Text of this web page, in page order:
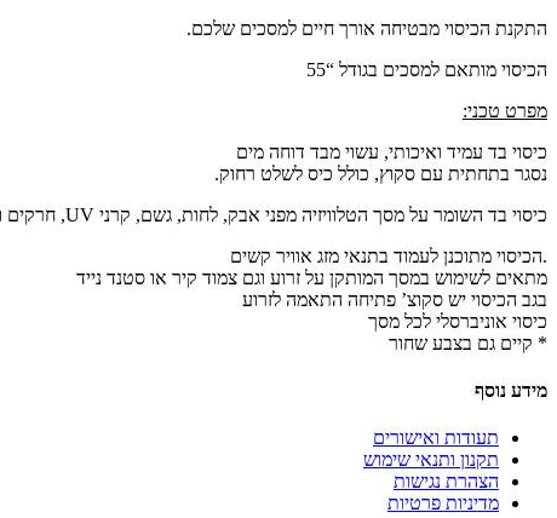
התקנת הכיסוי מבטיחה אורך חיים למסכים שלכם.
הכיסוי מותאם למסכים בגודל “55
מפרט טכני:
כיסוי בד עמיד ואיכותי, עשוי מבד דוחה מים
נסגר בתחתית עם סקוץ, כולל כיס לשלט רחוק.
כיסוי בד השומר על מסך הטלוויזיה מפני אבק, לחות, גשם, קרני UV, חרקים ולכלוך כל ימות השנה
.הכיסוי מתוכנן לעמוד בתנאי מזג אוויר קשים
מתאים לשימוש במסך המותקן על זרוע וגם צמוד קיר או סטנד נייד
בגב הכיסוי יש סקוצ’ פתיחה התאמה לזרוע
כיסוי אוניברסלי לכל מסך
* קיים גם בצבע שחור
מידע נוסף
תעודות ואישורים
תקנון ותנאי שימוש
הצהרת נגישות
מדיניות פרטיות